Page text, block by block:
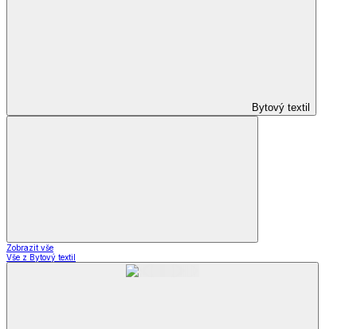
Bytový textil
Zobrazit vše
Vše z Bytový textil